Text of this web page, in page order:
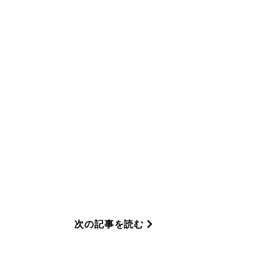
次の記事を読む